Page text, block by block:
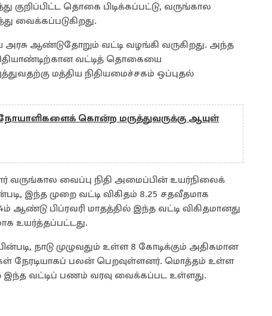
குறிப்பிட்ட தொகை பிடிக்கப்பட்டு, வருங்கால
வைக்கப்படுகிறது.
அரசு ஆண்டுதோறும் வட்டி வழங்கி வருகிறது. அந்த
வட்டித் தொகையை
மத்திய நிதியமைச்சகம் ஒப்புதல்
நோயாளிகளைக் கொன்ற மருத்துவருக்கு ஆயுள்
வைப்பு நிதி அமைப்பின் உயர்நிலைக்
இந்த முறை வட்டி விகிதம் 8.25 சதவீதமாக
ஆண்டு பிப்ரவரி மாதத்தில் இந்த வட்டி விகிதமானது
உயர்த்தப்பட்டது.
நாடு முழுவதும் உள்ள 8 கோடிக்கும் அதிகமான
நேரடியாகப் பலன் பெறவுள்ளனர். மொத்தம் உள்ள
இந்த வட்டிப் பணம் வரவு வைக்கப்பட உள்ளது.